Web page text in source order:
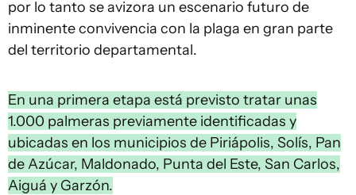
por lo tanto se avizora un escenario futuro de
inminente convivencia con la plaga en gran parte
del territorio departamental.
En una primera etapa está previsto tratar unas
1.000 palmeras previamente identificadas y
ubicadas en los municipios de Piriápolis, Solís, Pan
de Azúcar, Maldonado, Punta del Este, San Carlos,
Aiguá y Garzón.